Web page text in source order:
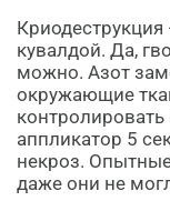
Криодеструкция
кувалдой. Да,
можно. Азот
окружающие
аппликатор 5
некроз.
даже они не